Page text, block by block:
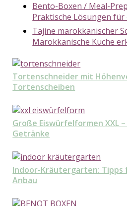
Bento-Boxen / Meal-
Praktische Lösungen für
Tajine marokkanischer
Marokkanische Küche
Tortenschneider mit
Tortenscheiben
Große Eiswürfelformen XXL
Getränke
Indoor-Kräutergarten:
Anbau